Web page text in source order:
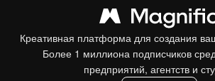
Креативная платформа для создания
Более 1 миллиона подписчиков
предприятий, агентств и